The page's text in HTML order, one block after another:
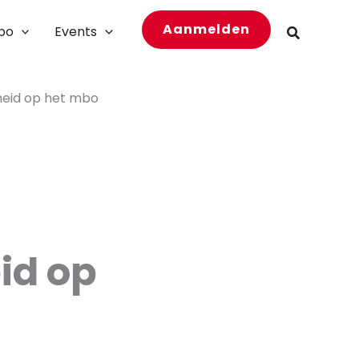
Events Aanmelden Zoeken
op het mbo
op